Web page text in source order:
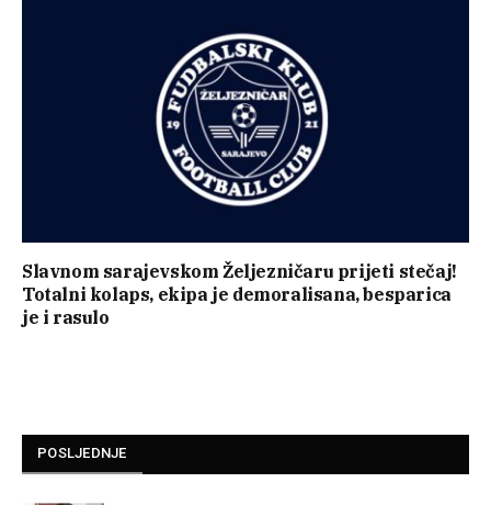
Slavnom sarajevskom Željezničaru prijeti stečaj!
Totalni kolaps, ekipa je demoralisana, besparica
je i rasulo
POSLJEDNJE